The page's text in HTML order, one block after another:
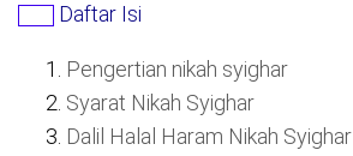
Daftar Isi
Pengertian nikah syighar
Syarat Nikah Syighar
Dalil Halal Haram Nikah Syighar